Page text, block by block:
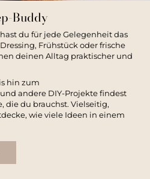
Buddy
hast du für jede Gelegenheit das
Frühstück oder frische
deinen Alltag praktischer und
hin zum
andere DIY-Projekte findest
die du brauchst. Vielseitig,
wie viele Ideen in einem